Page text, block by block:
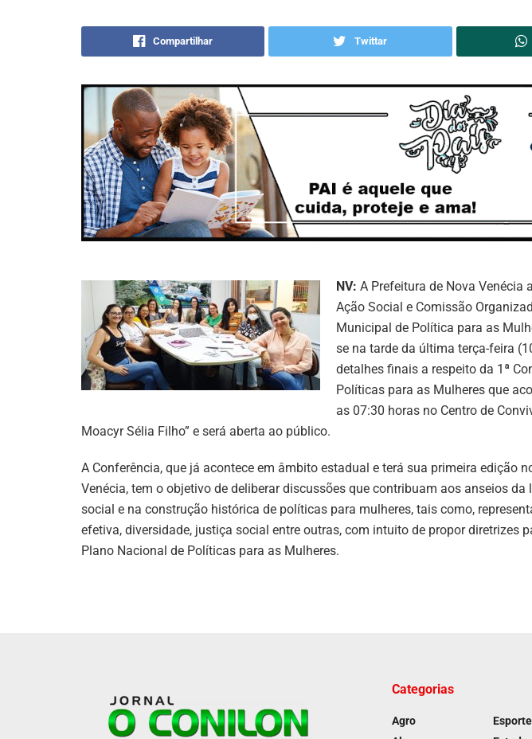
Compartilhar Twittar
NV: A Prefeitura de Nova Venécia
Ação Social e Comissão
Municipal de Política para as
se na tarde da última terça-feira
detalhes finais a respeito da 1ª
Políticas para as Mulheres que
as 07:30 horas no Centro de
Moacyr Sélia Filho” e será aberta ao público.
A Conferência, que já acontece em âmbito estadual e terá sua primeira edição
Venécia, tem o objetivo de deliberar discussões que contribuam aos anseios
social e na construção histórica de políticas para mulheres, tais como,
efetiva, diversidade, justiça social entre outras, com intuito de propor diretrizes
Plano Nacional de Políticas para as Mulheres.
Categorias
Agro
Esporte